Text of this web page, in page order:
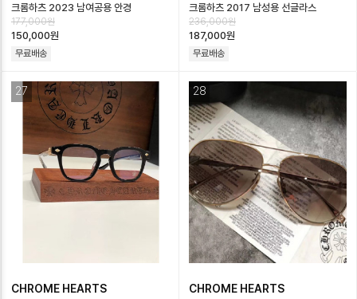
크롬하츠 2023 남여공용 안경
CR72,4가지 색상
177,000원
150,000원
무료배송
크롬하츠 2017 남성용 선글라스
CR119, GL1
236,000원
187,000원
무료배송
27
CHROME HEARTS
28
CHROME HEARTS